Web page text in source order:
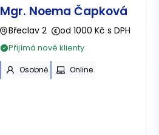
Mgr. Noema Čapková
Břeclav 2 od 1000 Kč s DPH
Přijímá nové klienty
Osobně Online